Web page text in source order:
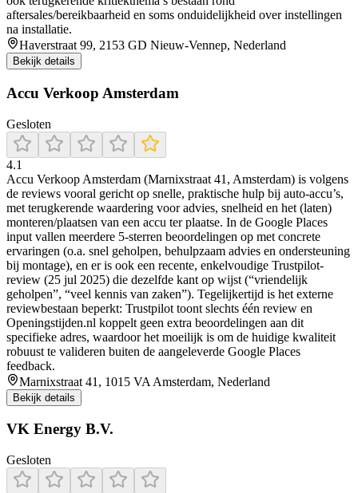
aftersales/bereikbaarheid en soms onduidelijkheid over instellingen
na installatie.
Haverstraat 99, 2153 GD Nieuw-Vennep, Nederland
Bekijk details
Accu Verkoop Amsterdam
Gesloten
4.1
Accu Verkoop Amsterdam (Marnixstraat 41, Amsterdam) is volgens
de reviews vooral gericht op snelle, praktische hulp bij auto-accu’s,
met terugkerende waardering voor advies, snelheid en het (laten)
monteren/plaatsen van een accu ter plaatse. In de Google Places
input vallen meerdere 5-sterren beoordelingen op met concrete
ervaringen (o.a. snel geholpen, behulpzaam advies en ondersteuning
bij montage), en er is ook een recente, enkelvoudige Trustpilot-
review (25 jul 2025) die dezelfde kant op wijst (“vriendelijk
geholpen”, “veel kennis van zaken”). Tegelijkertijd is het externe
reviewbestaan beperkt: Trustpilot toont slechts één review en
Openingstijden.nl koppelt geen extra beoordelingen aan dit
specifieke adres, waardoor het moeilijk is om de huidige kwaliteit
robuust te valideren buiten de aangeleverde Google Places
feedback.
Marnixstraat 41, 1015 VA Amsterdam, Nederland
Bekijk details
VK Energy B.V.
Gesloten